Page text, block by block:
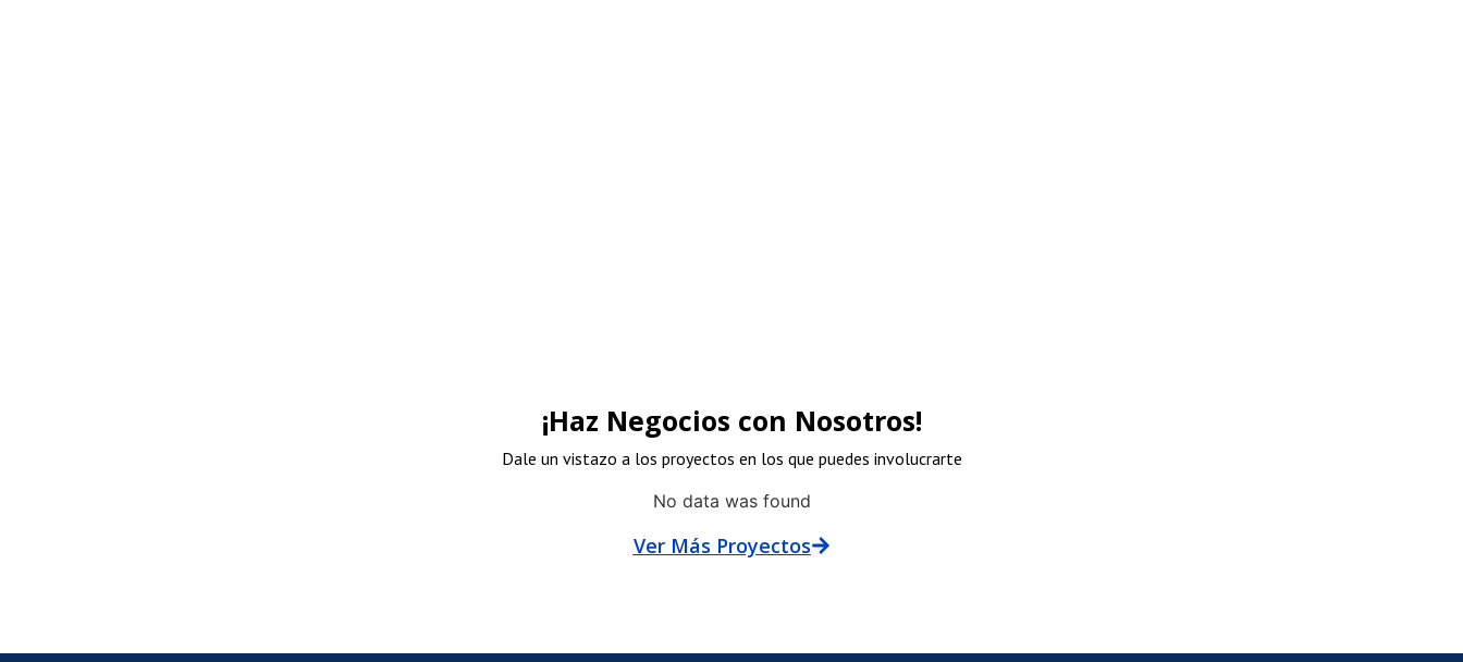
¡Haz Negocios con Nosotros!
Dale un vistazo a los proyectos en los que puedes involucrarte
No data was found
Ver Más Proyectos